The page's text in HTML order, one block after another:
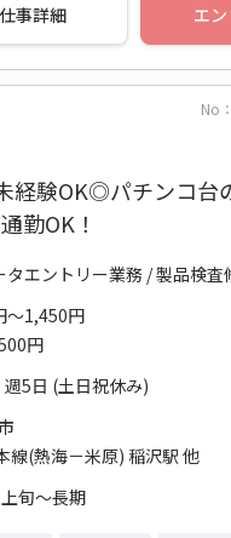
仕事詳細 エ
No
経験OK◎パチンコ台
勤OK！
タエントリー業務 / 製品検査
～1,450円
円
5日 (土日祝休み)
線(熱海－米原) 稲沢駅 他
旬～長期